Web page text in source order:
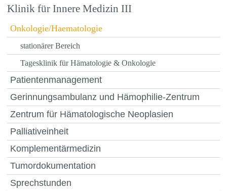
Klinik für Innere Medizin III
Onkologie/Haematologie
stationärer Bereich
Tagesklinik für Hämatologie & Onkologie
Patientenmanagement
Gerinnungsambulanz und Hämophilie-Zentrum
Zentrum für Hämatologische Neoplasien
Palliativeinheit
Komplementärmedizin
Tumordokumentation
Sprechstunden